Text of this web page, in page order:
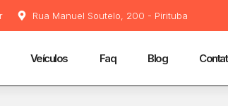
Rua Manuel Soutelo, 200 - Pirituba
Veículos Faq Blog